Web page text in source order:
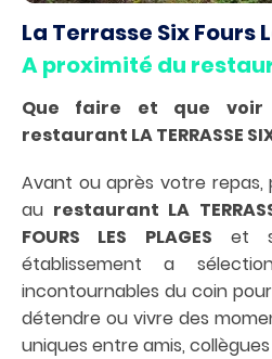
La Terrasse Six Fours
A proximité du
Que faire et que voir
restaurant LA TERRASSE SIX
Avant ou après votre
au restaurant LA
FOURS LES PLAGES et
établissement a
incontournables du coin
détendre ou vivre des
uniques entre amis,